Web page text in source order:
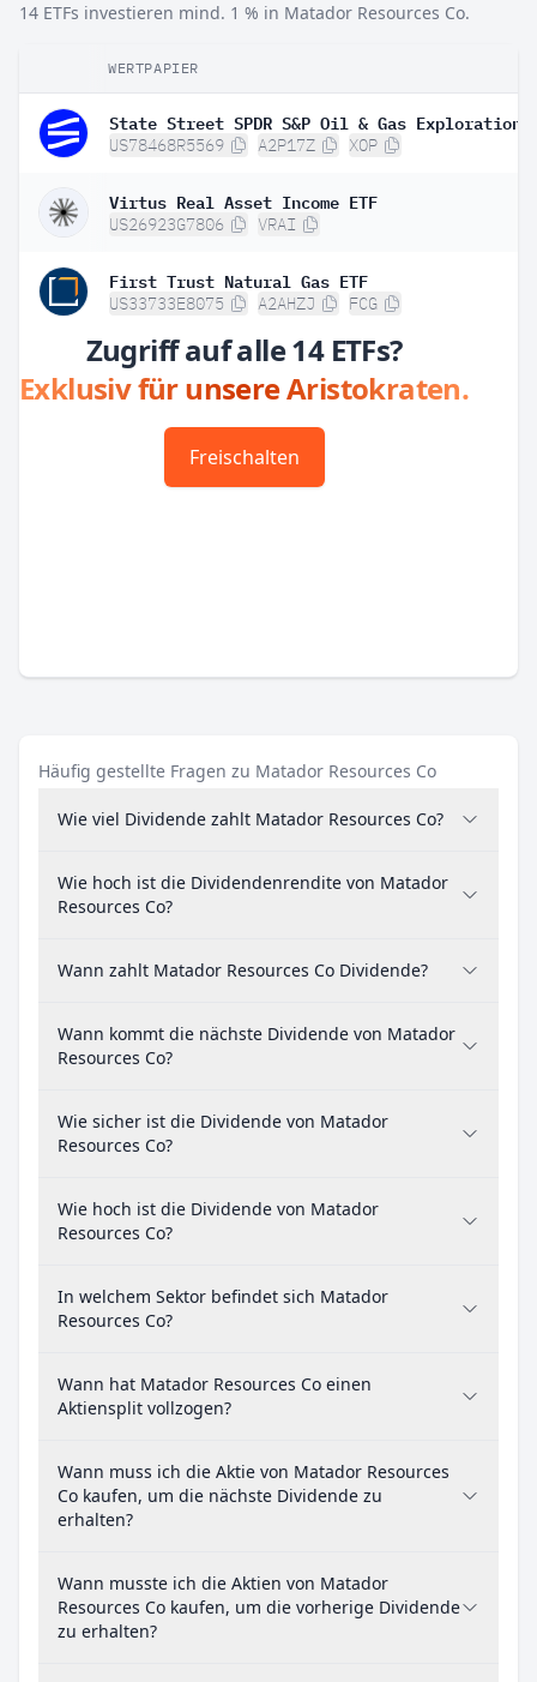
14 ETFs investieren mind. 1 % in Matador Resources Co.
WERTPAPIER
US78468R5569 A2P17Z XOP
Virtus Real Asset Income ETF
US26923G7806 VRAI
First Trust Natural Gas ETF
US33733E8075 A2AHZJ FCG
Zugriff auf alle 14 ETFs?
Exklusiv für unsere Aristokraten.
Freischalten
Häufig gestellte Fragen zu Matador Resources Co
Wie viel Dividende zahlt Matador Resources Co?
Wie hoch ist die Dividendenrendite von Matador
Resources Co?
Wann zahlt Matador Resources Co Dividende?
Wann kommt die nächste Dividende von Matador
Resources Co?
Wie sicher ist die Dividende von Matador
Resources Co?
Wie hoch ist die Dividende von Matador
Resources Co?
In welchem Sektor befindet sich Matador
Resources Co?
Wann hat Matador Resources Co einen
Aktiensplit vollzogen?
Wann muss ich die Aktie von Matador Resources
Co kaufen, um die nächste Dividende zu
erhalten?
Wann musste ich die Aktien von Matador
Resources Co kaufen, um die vorherige Dividende
zu erhalten?